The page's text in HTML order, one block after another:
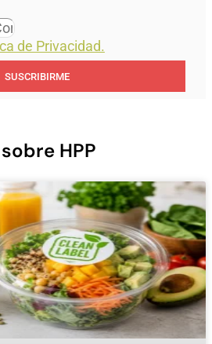
de Privacidad.
SUSCRIBIRME
HPP